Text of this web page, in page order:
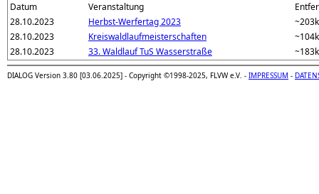
Datum
Veranstaltung
28.10.2023
Herbst-Werfertag 2023
28.10.2023
Kreiswaldlaufmeisterschaften
28.10.2023
33. Waldlauf TuS Wasserstraße
DIALOG Version 3.80 [03.06.2025] - Copyright ©1998-2025, FLVW e.V. - IMPRESSUM -